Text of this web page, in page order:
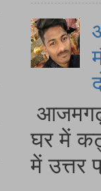
घर में
में